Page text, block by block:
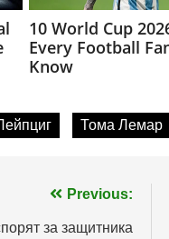
Тома Лемар
Previous:
за защитника